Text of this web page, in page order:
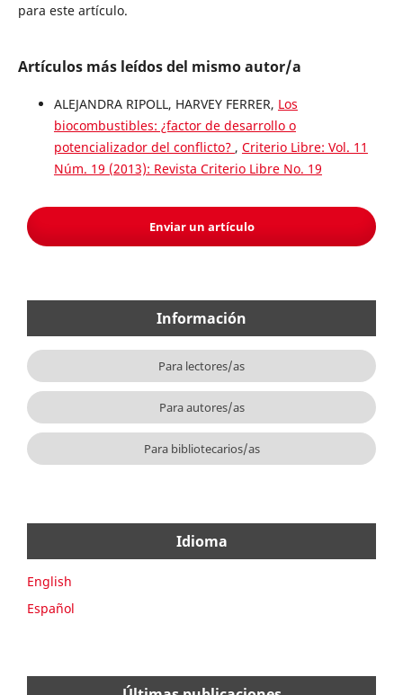
para este artículo.
Artículos más leídos del mismo autor/a
ALEJANDRA RIPOLL, HARVEY FERRER, Los
biocombustibles: ¿factor de desarrollo o
potencializador del conflicto? , Criterio Libre: Vol. 11
Núm. 19 (2013): Revista Criterio Libre No. 19
Enviar un artículo
Información
Para lectores/as
Para autores/as
Para bibliotecarios/as
Idioma
English
Español